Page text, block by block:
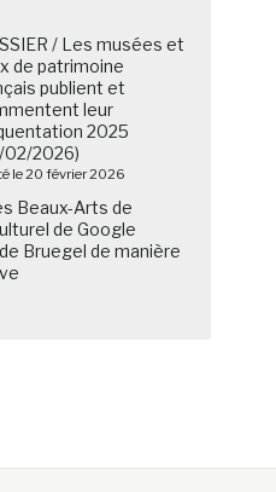
/ Les musées et
de patrimoine
publient et
leur
2025
02/2026)
le 20 février 2026
Beaux-Arts de
de Google
Bruegel de manière